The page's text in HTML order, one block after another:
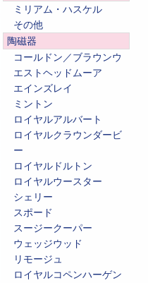
ミリアム・ハスケル
その他
陶磁器
コールドン／ブラウンウ
エストヘッドムーア
エインズレイ
ミントン
ロイヤルアルバート
ロイヤルクラウンダービ
ー
ロイヤルドルトン
ロイヤルウースター
シェリー
スポード
スージークーパー
ウェッジウッド
リモージュ
ロイヤルコペンハーゲン